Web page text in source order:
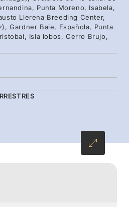
et guettez les
les chenaux au début de
la découverte du nord de
les emblèmes
les tortues géantes des
Cruz.
Punta Moreno, Isabela,
Llerena Breeding Center,
Gardner Baie, Española, Punta
Isla lobos, Cerro Brujo,